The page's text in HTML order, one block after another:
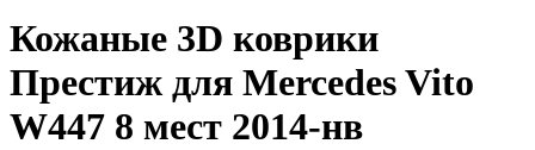
Кожаные 3D коврики
Престиж для Mercedes Vito
W447 8 мест 2014-нв